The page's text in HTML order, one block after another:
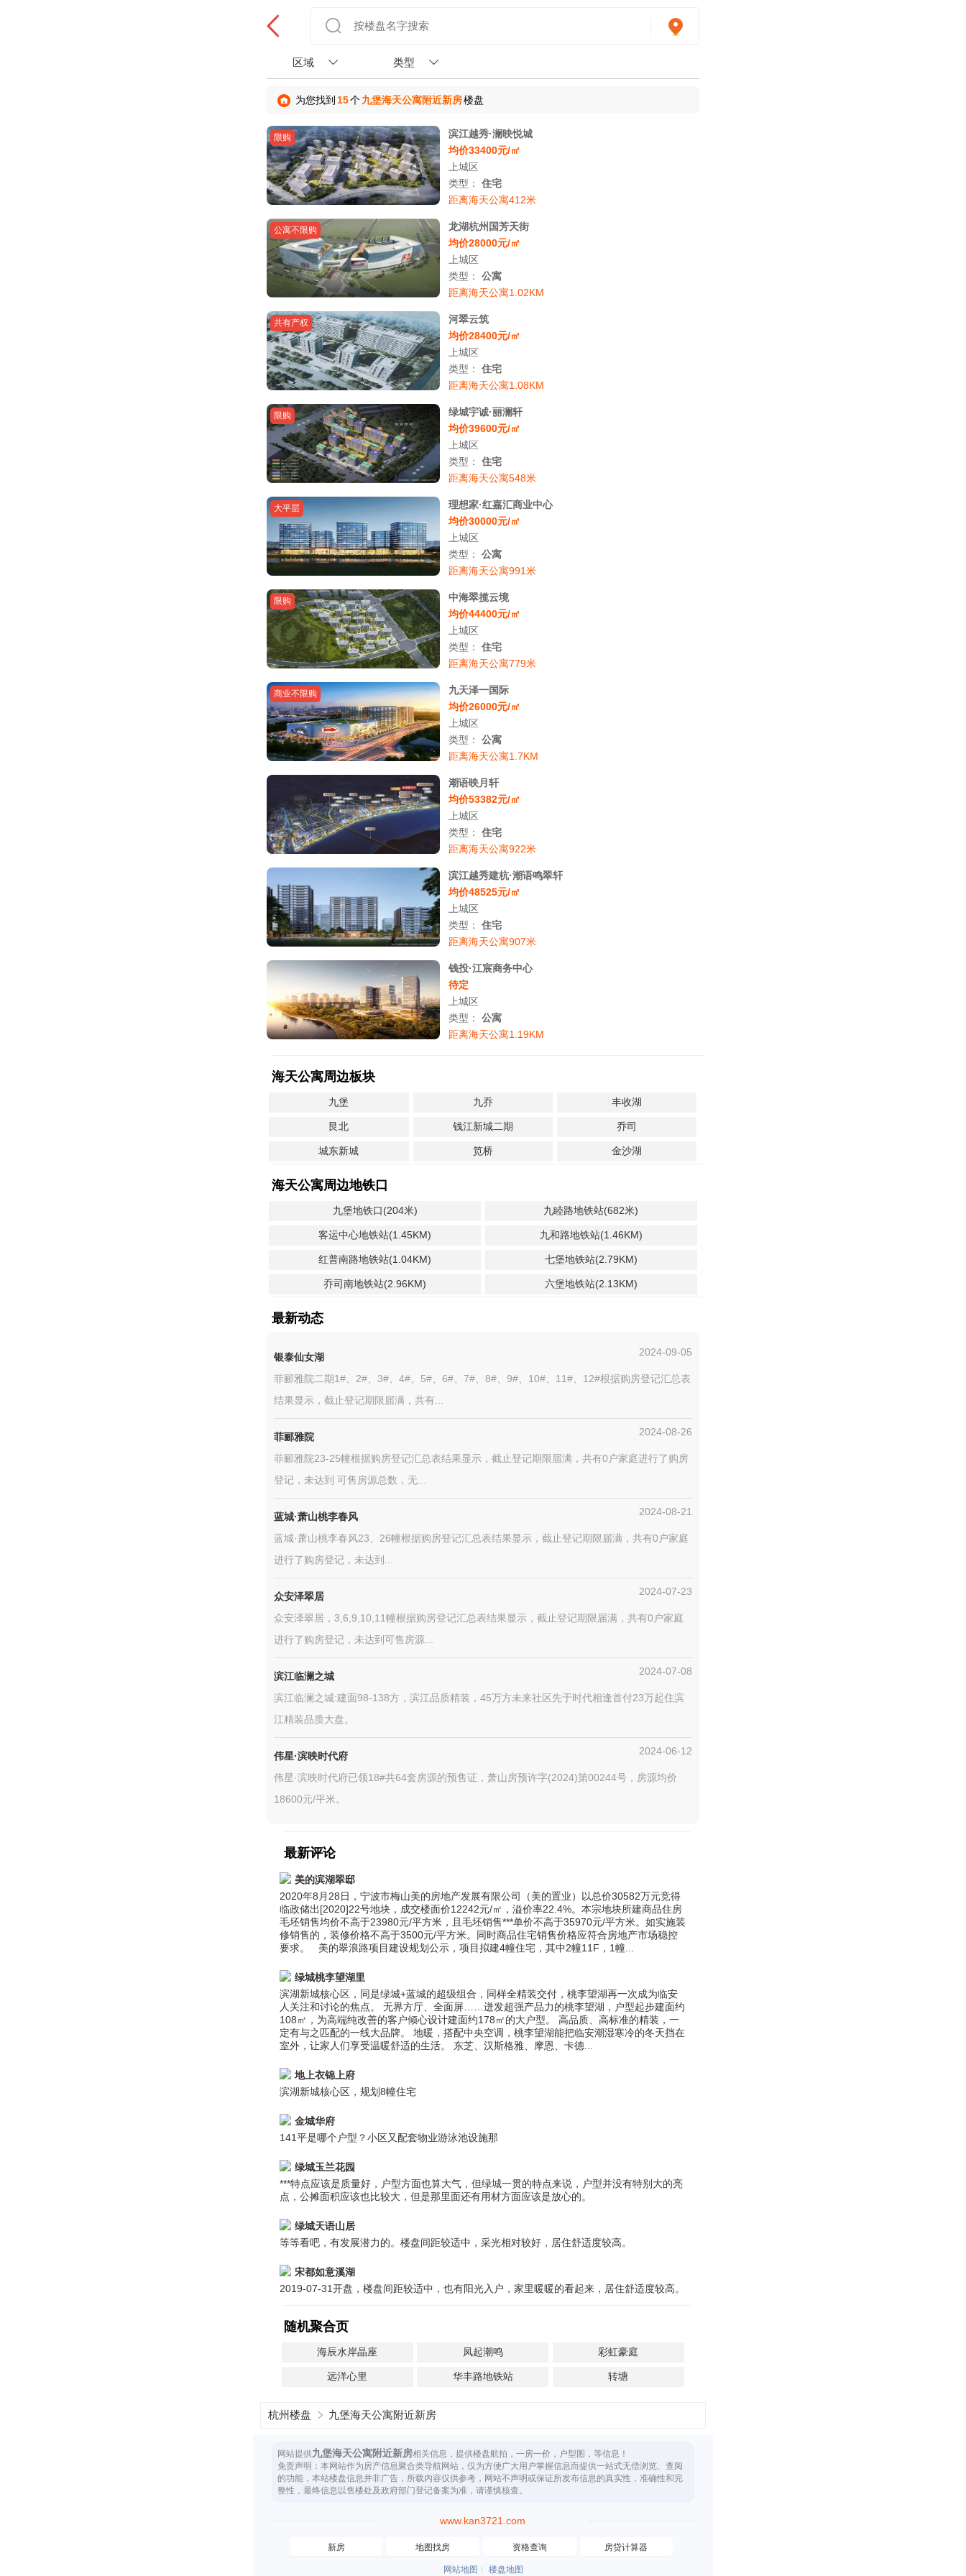
区域 类型
为您找到 15个九堡海天公寓附近新房楼盘
限购
滨江越秀·澜映悦城
均价33400元/㎡
上城区
类型： 住宅
距离海天公寓412米
公寓不限购
龙湖杭州国芳天街
均价28000元/㎡
上城区
类型： 公寓
距离海天公寓1.02KM
共有产权
河翠云筑
均价28400元/㎡
上城区
类型： 住宅
距离海天公寓1.08KM
限购
绿城宇诚·丽澜轩
均价39600元/㎡
上城区
类型： 住宅
距离海天公寓548米
大平层
理想家·红嘉汇商业中心
均价30000元/㎡
上城区
类型： 公寓
距离海天公寓991米
限购
中海翠揽云境
均价44400元/㎡
上城区
类型： 住宅
距离海天公寓779米
商业不限购
九天泽一国际
均价26000元/㎡
上城区
类型： 公寓
距离海天公寓1.7KM
潮语映月轩
均价53382元/㎡
上城区
类型： 住宅
距离海天公寓922米
滨江越秀建杭·潮语鸣翠轩
均价48525元/㎡
上城区
类型： 住宅
距离海天公寓907米
钱投·江宸商务中心
待定
上城区
类型： 公寓
距离海天公寓1.19KM
海天公寓周边板块
九堡 九乔 丰收湖
艮北 钱江新城二期 乔司
城东新城 笕桥 金沙湖
海天公寓周边地铁口
九堡地铁口(204米) 九睦路地铁站(682米)
客运中心地铁站(1.45KM) 九和路地铁站(1.46KM)
红普南路地铁站(1.04KM) 七堡地铁站(2.79KM)
乔司南地铁站(2.96KM) 六堡地铁站(2.13KM)
最新动态
银泰仙女湖 2024-09-05
菲郦雅院二期1#、2#、3#、4#、5#、6#、7#、8#、9#、10#、11#、12#根据购房登记汇总表
结果显示，截止登记期限届满，共有...
菲郦雅院 2024-08-26
菲郦雅院23-25幢根据购房登记汇总表结果显示，截止登记期限届满，共有0户家庭进行了购房
登记，未达到 可售房源总数，无...
蓝城·萧山桃李春风 2024-08-21
蓝城·萧山桃李春风23、26幢根据购房登记汇总表结果显示，截止登记期限届满，共有0户家庭
进行了购房登记，未达到...
众安泽翠居 2024-07-23
众安泽翠居，3,6,9,10,11幢根据购房登记汇总表结果显示，截止登记期限届满，共有0户家庭
进行了购房登记，未达到可售房源...
滨江临澜之城 2024-07-08
滨江临澜之城:建面98-138方，滨江品质精装，45万方未来社区先于时代相逢首付23万起住滨
江精装品质大盘。
伟星·滨映时代府 2024-06-12
伟星·滨映时代府已领18#共64套房源的预售证，萧山房预许字(2024)第00244号，房源均价
18600元/平米。
最新评论
美的滨湖翠邸
2020年8月28日，宁波市梅山美的房地产发展有限公司（美的置业）以总价30582万元竞得
临政储出[2020]22号地块，成交楼面价12242元/㎡，溢价率22.4%。本宗地块所建商品住房
毛坯销售均价不高于23980元/平方米，且毛坯销售***单价不高于35970元/平方米。如实施装
修销售的，装修价格不高于3500元/平方米。同时商品住宅销售价格应符合房地产市场稳控
要求。 美的翠浪路项目建设规划公示，项目拟建4幢住宅，其中2幢11F，1幢...
绿城桃李望湖里
滨湖新城核心区，同是绿城+蓝城的超级组合，同样全精装交付，桃李望湖再一次成为临安
人关注和讨论的焦点。 无界方厅、全面屏……迸发超强产品力的桃李望湖，户型起步建面约
108㎡，为高端纯改善的客户倾心设计建面约178㎡的大户型。 高品质、高标准的精装，一
定有与之匹配的一线大品牌。 地暖，搭配中央空调，桃李望湖能把临安潮湿寒冷的冬天挡在
室外，让家人们享受温暖舒适的生活。 东芝、汉斯格雅、摩恩、卡德...
地上衣锦上府
滨湖新城核心区，规划8幢住宅
金城华府
141平是哪个户型？小区又配套物业游泳池设施那
绿城玉兰花园
***特点应该是质量好，户型方面也算大气，但绿城一贯的特点来说，户型并没有特别大的亮
点，公摊面积应该也比较大，但是那里面还有用材方面应该是放心的。
绿城天语山居
等等看吧，有发展潜力的。楼盘间距较适中，采光相对较好，居住舒适度较高。
宋都如意溪湖
2019-07-31开盘，楼盘间距较适中，也有阳光入户，家里暖暖的看起来，居住舒适度较高。
随机聚合页
海辰水岸晶座 凤起潮鸣 彩虹豪庭
远洋心里 华丰路地铁站 转塘
杭州楼盘 九堡海天公寓附近新房
网站提供九堡海天公寓附近新房相关信息，提供楼盘航拍，一房一价，户型图，等信息！
免责声明：本网站作为房产信息聚合类导航网站，仅为方便广大用户掌握信息而提供一站式无偿浏览、查阅
的功能，本站楼盘信息并非广告，所载内容仅供参考，网站不声明或保证所发布信息的真实性，准确性和完
整性，最终信息以售楼处及政府部门登记备案为准，请谨慎核查。
www.kan3721.com
新房 地图找房 资格查询 房贷计算器
网站地图 楼盘地图